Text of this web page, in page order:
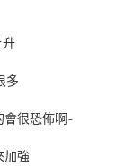
升
多
很恐佈啊~
加強